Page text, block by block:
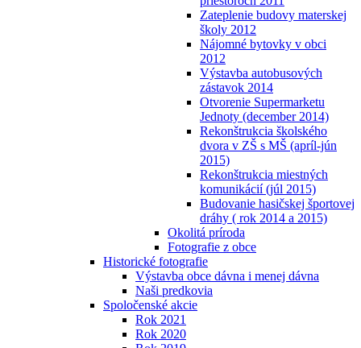
Zateplenie budovy materskej
školy 2012
Nájomné bytovky v obci
2012
Výstavba autobusových
zástavok 2014
Otvorenie Supermarketu
Jednoty (december 2014)
Rekonštrukcia školského
dvora v ZŠ s MŠ (apríl-jún
2015)
Rekonštrukcia miestných
komunikácií (júl 2015)
Budovanie hasičskej športovej
dráhy ( rok 2014 a 2015)
Okolitá príroda
Fotografie z obce
Historické fotografie
Výstavba obce dávna i menej dávna
Naši predkovia
Spoločenské akcie
Rok 2021
Rok 2020